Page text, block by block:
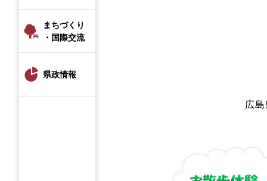
まちづくり
・国際交流
県政情報
広